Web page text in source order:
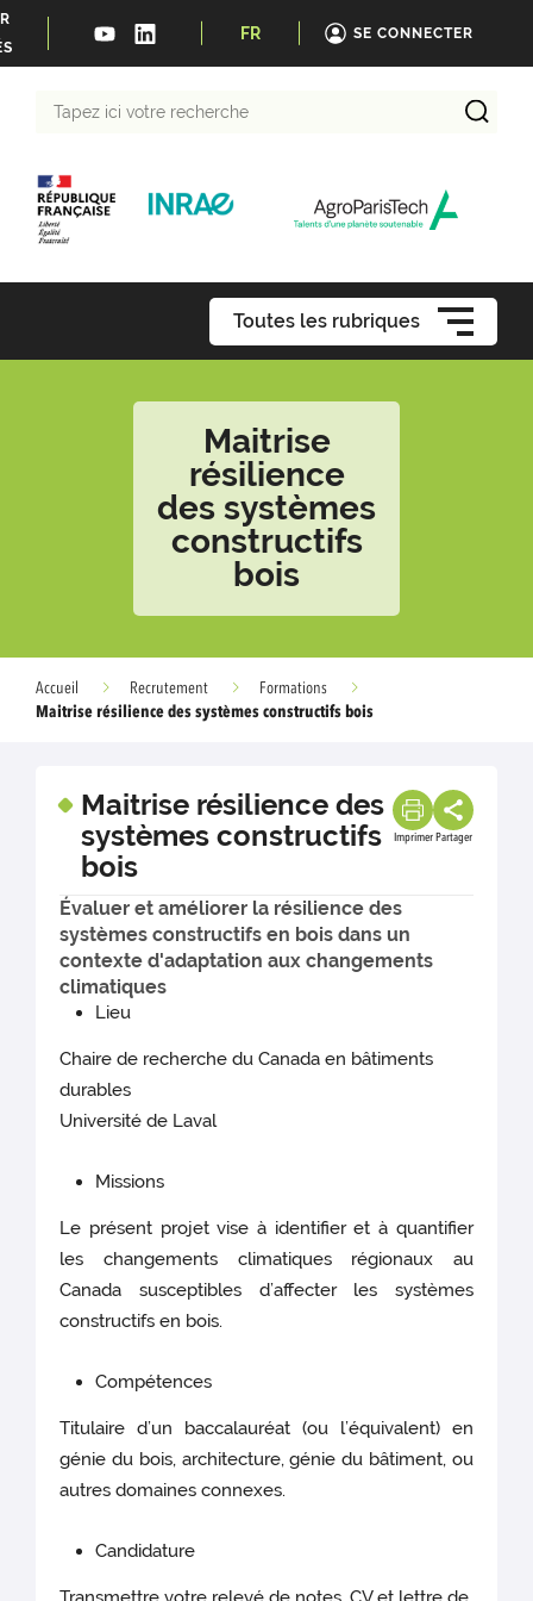
FR SE CONNECTER
Toutes les rubriques
Maitrise
résilience
des systèmes
constructifs
bois
Accueil Recrutement
Formations
Maitrise résilience des systèmes constructifs bois
Maitrise résilience des
systèmes constructifs
bois
Imprimer Partager
Évaluer et améliorer la résilience des
systèmes constructifs en bois dans un
contexte d'adaptation aux changements
climatiques
Lieu
Chaire de recherche du Canada en bâtiments
durables
Université de Laval
Missions
Le présent projet vise à identifier et à quantifier
les changements climatiques régionaux au
Canada susceptibles d’affecter les systèmes
constructifs en bois.
Compétences
Titulaire d’un baccalauréat (ou l’équivalent) en
génie du bois, architecture, génie du bâtiment, ou
autres domaines connexes.
Candidature